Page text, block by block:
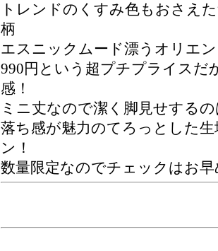
トレンドのくすみ色もおさえ
柄
エスニックムード漂うオリエ
990円という超プチプライスだ
感！
ミニ丈なので潔く脚見せする
落ち感が魅力のてろっとした
ン！
数量限定なのでチェックはお